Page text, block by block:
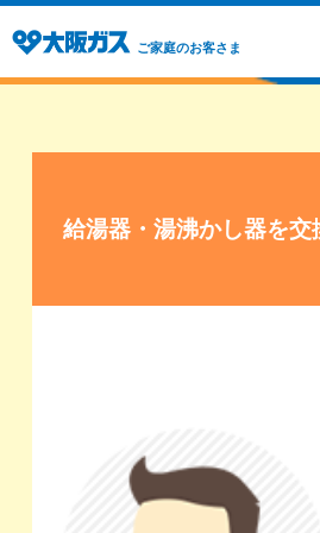
ご家庭のお客さま
給湯器・湯沸かし器を